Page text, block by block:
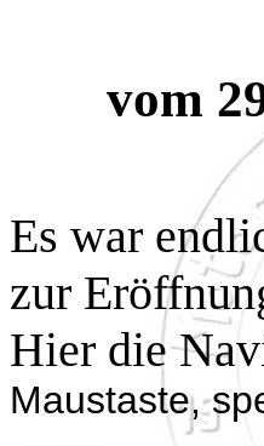
vom
Es war
zur
Hier die
Maustaste,